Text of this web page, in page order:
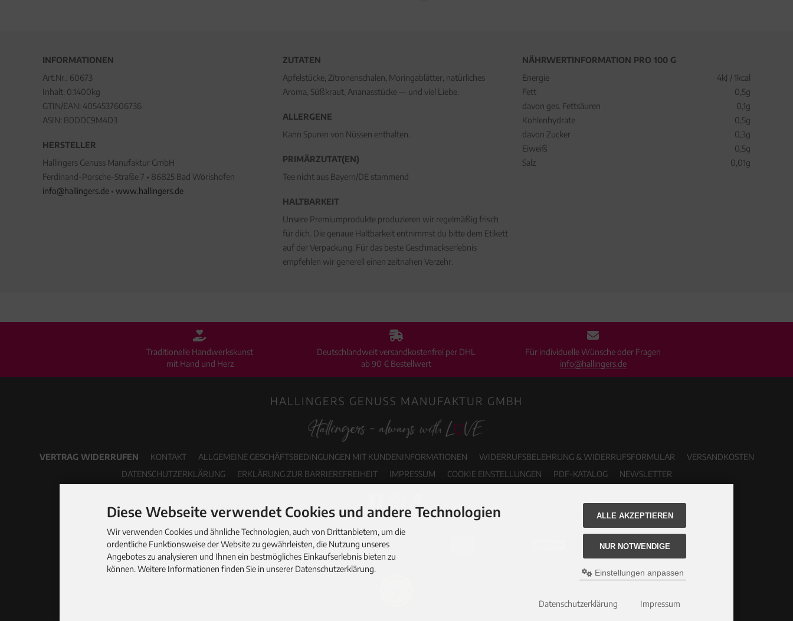
INFORMATIONEN
Art.Nr.: 60673
Inhalt: 0.1400kg
GTIN/EAN: 4054537606736
ASIN: B0DDC9M4D3
HERSTELLER
Hallingers Genuss Manufaktur GmbH
Ferdinand-Porsche-Straße 7 • 86825 Bad Wörishofen
info@hallingers.de • www.hallingers.de
ZUTATEN
Apfelstücke, Zitronenschalen, Moringablätter, natürliches
Aroma, Süßkraut, Ananasstücke — und viel Liebe.
ALLERGENE
Kann Spuren von Nüssen enthalten.
PRIMÄRZUTAT(EN)
Tee nicht aus Bayern/DE stammend
HALTBARKEIT
Unsere Premiumprodukte produzieren wir regelmäßig frisch
für dich. Die genaue Haltbarkeit entnimmst du bitte dem Etikett
auf der Verpackung. Für das beste Geschmackserlebnis
empfehlen wir generell einen zeitnahen Verzehr.
NÄHRWERTINFORMATION PRO 100 G
Energie
4kJ / 1kcal
Fett
0,5g
davon ges. Fettsäuren
0,1g
Kohlenhydrate
0,5g
davon Zucker
0,3g
Eiweiß
0,5g
Salz
0,01g
Traditionelle Handwerkskunst
mit Hand und Herz
Deutschlandweit versandkostenfrei per DHL
ab 90 € Bestellwert
Für individuelle Wünsche oder Fragen
info@hallingers.de
HALLINGERS GENUSS MANUFAKTUR GMBH
VERTRAG WIDERRUFEN KONTAKT ALLGEMEINE GESCHÄFTSBEDINGUNGEN MIT KUNDENINFORMATIONEN WIDERRUFSBELEHRUNG & WIDERRUFSFORMULAR
VERSANDKOSTEN
DATENSCHUTZERKLÄRUNG
ERKLÄRUNG ZUR BARRIEREFREIHEIT IMPRESSUM COOKIE EINSTELLUNGEN PDF-KATALOG NEWSLETTER
Diese Webseite verwendet Cookies und andere Technologien
Wir verwenden Cookies und ähnliche Technologien, auch von Drittanbietern, um die
ordentliche Funktionsweise der Website zu gewährleisten, die Nutzung unseres
Angebotes zu analysieren und Ihnen ein bestmögliches Einkaufserlebnis bieten zu
können. Weitere Informationen finden Sie in unserer Datenschutzerklärung.
ALLE AKZEPTIEREN
NUR NOTWENDIGE
Einstellungen anpassen
Datenschutzerklärung Impressum